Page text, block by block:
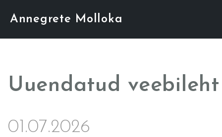
Annegrete Molloka
Uuendatud veebileht
01.07.2026